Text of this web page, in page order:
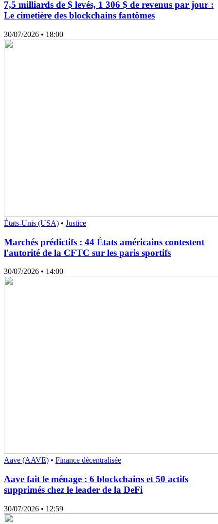
7,5 milliards de $ levés, 1 306 $ de revenus par jour :
Le cimetière des blockchains fantômes
30/07/2026 • 18:00
États-Unis (USA) • Justice
Marchés prédictifs : 44 États américains contestent
l'autorité de la CFTC sur les paris sportifs
30/07/2026 • 14:00
Aave (AAVE) • Finance décentralisée
Aave fait le ménage : 6 blockchains et 50 actifs
supprimés chez le leader de la DeFi
30/07/2026 • 12:59